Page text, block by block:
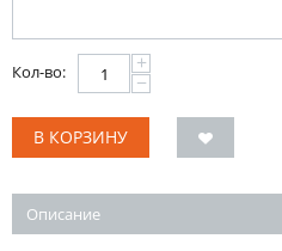
Кол-во: +
−
В КОРЗИНУ
Описание